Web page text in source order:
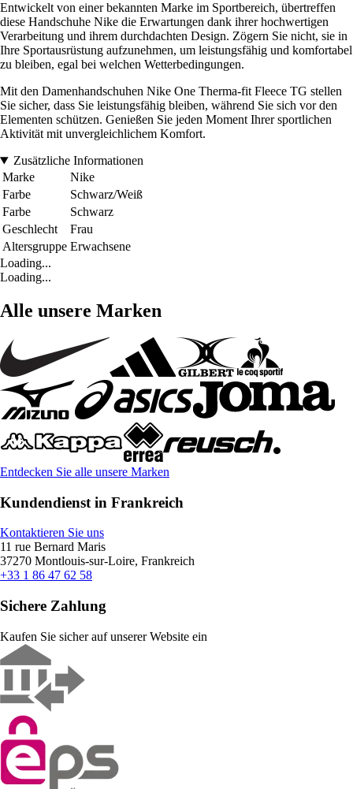
Entwickelt von einer bekannten Marke im Sportbereich, übertreffen
diese Handschuhe Nike die Erwartungen dank ihrer hochwertigen
Verarbeitung und ihrem durchdachten Design. Zögern Sie nicht, sie in
Ihre Sportausrüstung aufzunehmen, um leistungsfähig und komfortabel
zu bleiben, egal bei welchen Wetterbedingungen.
Mit den Damenhandschuhen Nike One Therma-fit Fleece TG stellen
Sie sicher, dass Sie leistungsfähig bleiben, während Sie sich vor den
Elementen schützen. Genießen Sie jeden Moment Ihrer sportlichen
Aktivität mit unvergleichlichem Komfort.
Zusätzliche Informationen
Marke
Nike
Farbe
Schwarz/Weiß
Farbe
Schwarz
Geschlecht
Frau
Altersgruppe Erwachsene
Loading...
Loading...
Alle unsere Marken
Entdecken Sie alle unsere Marken
Kundendienst in Frankreich
Kontaktieren Sie uns
11 rue Bernard Maris
37270 Montlouis-sur-Loire, Frankreich
+33 1 86 47 62 58
Sichere Zahlung
Kaufen Sie sicher auf unserer Website ein